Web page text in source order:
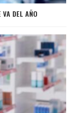
VA DEL AÑO